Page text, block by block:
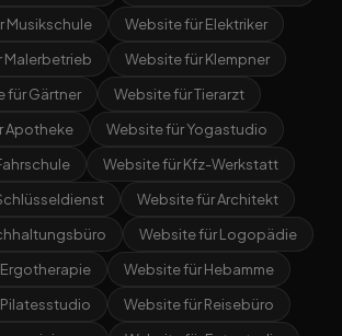
Musikschule
Website für Elektriker
Malerbetrieb
Website für Klempner
für Gärtner
Website für Tierarzt
Apotheke
Website für Yogastudio
Website für Kfz-Werkstatt
Website für Architekt
Website für Logopädie
Website für Hebamme
Website für Reisebüro